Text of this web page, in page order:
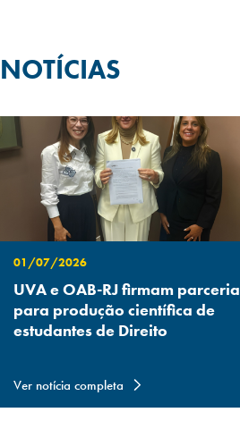
NOTÍCIAS
01/07/2026
UVA e OAB-RJ firmam parceria
para produção científica de
estudantes de Direito
Ver notícia completa